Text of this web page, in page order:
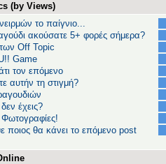
(by Views)
το παίγνιο...
ακούσατε 5+ φορές σήμερα?
Off Topic
Game
τον επόμενο
αυτήν τη στιγμή?
έχεις?
Φωτογραφίες!
ποιος θα κάνει το επόμενο post